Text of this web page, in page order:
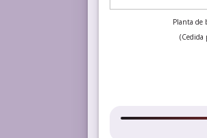
Planta de
(Cedida